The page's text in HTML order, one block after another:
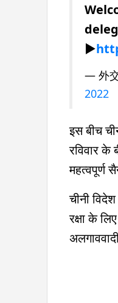
▶️
— 外
2022
इस बीच
रविवार के
महत्वपूर्ण
चीनी
रक्षा के